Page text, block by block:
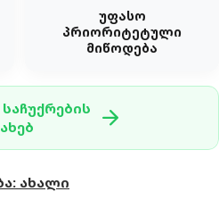
უფასო
პრიორიტეტული
მიწოდება
arrow_forward
ახალი